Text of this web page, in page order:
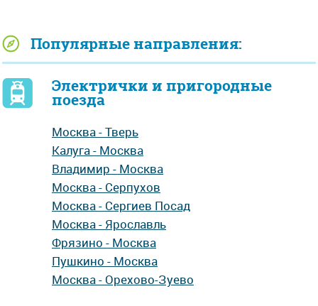
Популярные направления:
Электрички и пригородные
поезда
Москва - Тверь
Калуга - Москва
Владимир - Москва
Москва - Серпухов
Москва - Сергиев Посад
Москва - Ярославль
Фрязино - Москва
Пушкино - Москва
Москва - Орехово-Зуево